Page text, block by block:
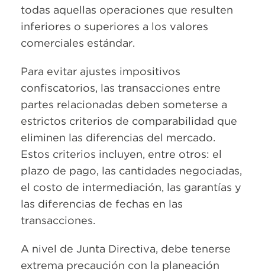
todas aquellas operaciones que resulten
inferiores o superiores a los valores
comerciales estándar.
Para evitar ajustes impositivos
confiscatorios, las transacciones entre
partes relacionadas deben someterse a
estrictos criterios de comparabilidad que
eliminen las diferencias del mercado.
Estos criterios incluyen, entre otros: el
plazo de pago, las cantidades negociadas,
el costo de intermediación, las garantías y
las diferencias de fechas en las
transacciones.
A nivel de Junta Directiva, debe tenerse
extrema precaución con la planeación